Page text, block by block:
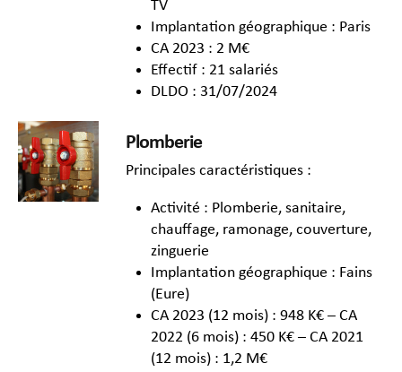
TV
Implantation géographique : Paris
CA 2023 : 2 M€
Effectif : 21 salariés
DLDO : 31/07/2024
Plomberie
Principales caractéristiques :
Activité : Plomberie, sanitaire,
chauffage, ramonage, couverture,
zinguerie
Implantation géographique : Fains
(Eure)
CA 2023 (12 mois) : 948 K€ – CA
2022 (6 mois) : 450 K€ – CA 2021
(12 mois) : 1,2 M€